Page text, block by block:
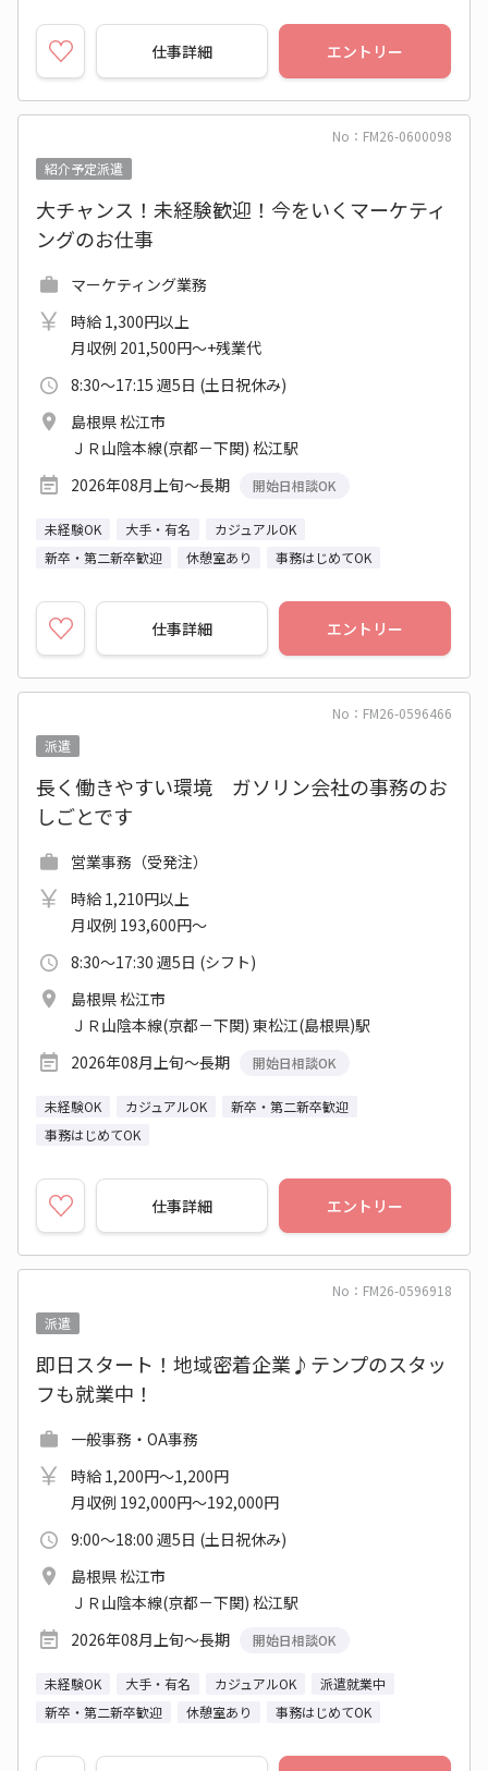
仕事詳細 エントリー
No：FM26-0600098
紹介予定派遣
大チャンス！未経験歓迎！今をいくマーケティ
ングのお仕事
マーケティング業務
時給 1,300円以上
月収例 201,500円～+残業代
8:30～17:15 週5日 (土日祝休み)
島根県 松江市
ＪＲ山陰本線(京都－下関) 松江駅
2026年08月上旬～長期
開始日相談OK
未経験OK 大手・有名
カジュアルOK
新卒・第二新卒歓迎
休憩室あり 事務はじめてOK
仕事詳細 エントリー
No：FM26-0596466
派遣
長く働きやすい環境 ガソリン会社の事務のお
しごとです
営業事務（受発注）
時給 1,210円以上
月収例 193,600円～
8:30～17:30 週5日 (シフト)
島根県 松江市
ＪＲ山陰本線(京都－下関) 東松江(島根県)駅
2026年08月上旬～長期
開始日相談OK
未経験OK カジュアルOK
新卒・第二新卒歓迎
事務はじめてOK
仕事詳細 エントリー
No：FM26-0596918
派遣
即日スタート！地域密着企業♪テンプのスタッ
フも就業中！
一般事務・OA事務
時給 1,200円～1,200円
月収例 192,000円～192,000円
9:00～18:00 週5日 (土日祝休み)
島根県 松江市
ＪＲ山陰本線(京都－下関) 松江駅
2026年08月上旬～長期
開始日相談OK
未経験OK 大手・有名 カジュアルOK
派遣就業中
新卒・第二新卒歓迎
休憩室あり 事務はじめてOK